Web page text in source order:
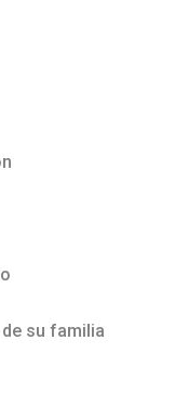
su familia